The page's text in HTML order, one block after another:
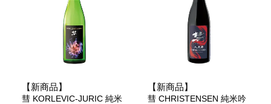
【新商品】
彗 KORLEVIC-JURIC 純米
【新商品】
彗 CHRISTENSEN 純米吟